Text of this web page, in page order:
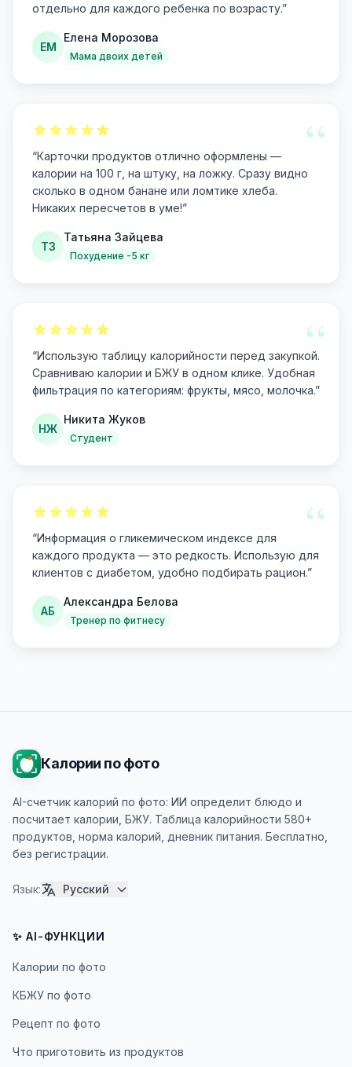
отдельно для каждого ребенка по возрасту.”
ЕМ
Елена Морозова
Мама двоих детей
“
“Карточки продуктов отлично оформлены —
калории на 100 г, на штуку, на ложку. Сразу видно
сколько в одном банане или ломтике хлеба.
Никаких пересчетов в уме!”
ТЗ
Татьяна Зайцева
Похудение -5 кг
“
“Использую таблицу калорийности перед закупкой.
Сравниваю калории и БЖУ в одном клике. Удобная
фильтрация по категориям: фрукты, мясо, молочка.”
НЖ
Никита Жуков
Студент
“
“Информация о гликемическом индексе для
каждого продукта — это редкость. Использую для
клиентов с диабетом, удобно подбирать рацион.”
АБ
Александра Белова
Тренер по фитнесу
Калории по фото
AI-счетчик калорий по фото: ИИ определит блюдо и
посчитает калории, БЖУ. Таблица калорийности 580+
продуктов, норма калорий, дневник питания. Бесплатно,
без регистрации.
Язык: Русский
✨ AI-ФУНКЦИИ
Калории по фото
КБЖУ по фото
Рецепт по фото
Что приготовить из продуктов